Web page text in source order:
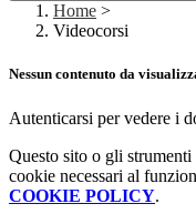
Home >
Videocorsi
Nessun contenuto da
Autenticarsi per vedere i
Questo sito o gli
cookie necessari al
COOKIE POLICY.